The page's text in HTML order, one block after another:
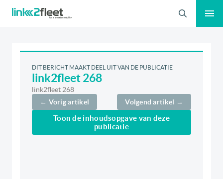
Zoeken
DIT BERICHT MAAKT DEEL UIT VAN DE PUBLICATIE
link2fleet 268
link2fleet 268
← Vorig artikel
Volgend artikel →
Toon de inhoudsopgave van deze
publicatie